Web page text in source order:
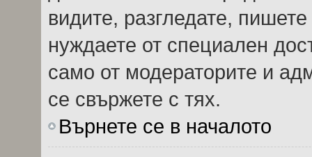
видите, разгледате,
нуждаете от специален
само от модераторите и
се свържете с тях.
Върнете се в началото